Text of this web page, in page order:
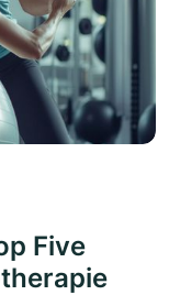
Five